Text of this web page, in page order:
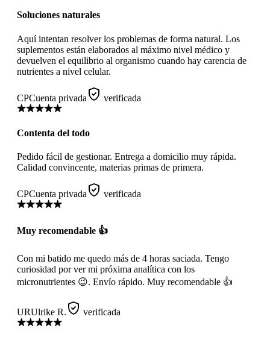
Soluciones naturales
Aquí intentan resolver los problemas de forma natural. Los
suplementos están elaborados al máximo nivel médico y
devuelven el equilibrio al organismo cuando hay carencia de
nutrientes a nivel celular.
CPCuenta privada verificada
Contenta del todo
Pedido fácil de gestionar. Entrega a domicilio muy rápida.
Calidad convincente, materias primas de primera.
CPCuenta privada verificada
Muy recomendable 👍
Con mi batido me quedo más de 4 horas saciada. Tengo
curiosidad por ver mi próxima analítica con los
micronutrientes 😉. Envío rápido. Muy recomendable 👍
URUlrike R. verificada